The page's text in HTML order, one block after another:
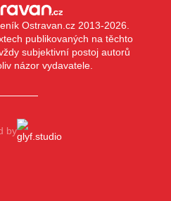
Ostravan.cz 2013-2026.
publikovaných na těchto
subjektivní postoj autorů
názor vydavatele.
by